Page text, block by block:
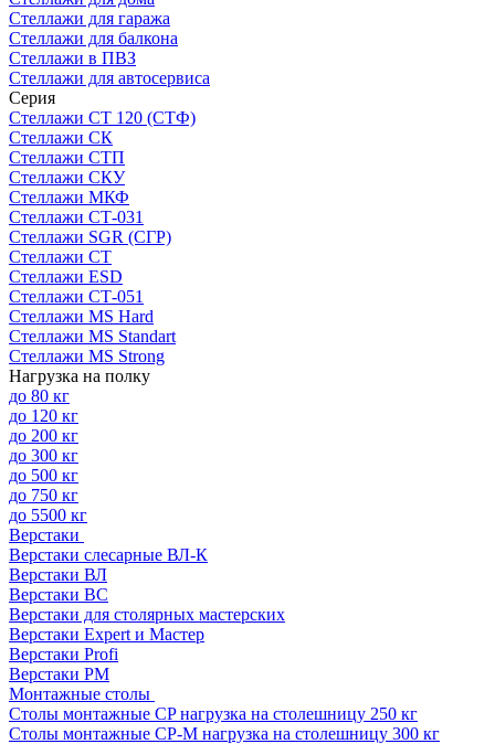
Стеллажи для гаража
Стеллажи для балкона
Стеллажи в ПВЗ
Стеллажи для автосервиса
Серия
Стеллажи СТ 120 (СТФ)
Стеллажи СК
Стеллажи СТП
Стеллажи СКУ
Стеллажи МКФ
Стеллажи СТ-031
Стеллажи SGR (СГР)
Стеллажи СТ
Стеллажи ESD
Стеллажи СТ-051
Стеллажи MS Hard
Стеллажи MS Standart
Стеллажи MS Strong
Нагрузка на полку
до 80 кг
до 120 кг
до 200 кг
до 300 кг
до 500 кг
до 750 кг
до 5500 кг
Верстаки
Верстаки слесарные ВЛ-К
Верстаки ВЛ
Верстаки ВС
Верстаки для столярных мастерских
Верстаки Expert и Мастер
Верстаки Profi
Верстаки РМ
Монтажные столы
Столы монтажные СP нагрузка на столешницу 250 кг
Столы монтажные СР-М нагрузка на столешницу 300 кг